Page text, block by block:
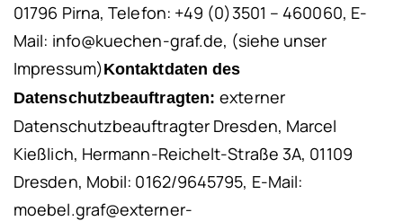
01796 Pirna,Telefon: +49 (0)3501 – 460060, E-
Mail: info@kuechen-graf.de, (siehe unser
Impressum)Kontaktdaten des
Datenschutzbeauftragten:externer
Datenschutzbeauftragter Dresden, Marcel
Kießlich, Hermann-Reichelt-Straße 3A, 01109
Dresden, Mobil: 0162/9645795, E-Mail:
moebel.graf@externer-